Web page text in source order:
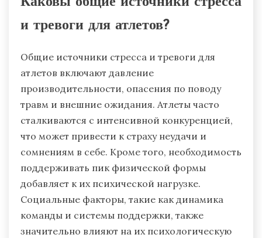
и тревоги для атлетов?
Общие источники стресса и тревоги для
атлетов включают давление
производительности, опасения по поводу
травм и внешние ожидания. Атлеты часто
сталкиваются с интенсивной конкуренцией,
что может привести к страху неудачи и
сомнениям в себе. Кроме того, необходимость
поддерживать пик физической формы
добавляет к их психической нагрузке.
Социальные факторы, такие как динамика
команды и системы поддержки, также
значительно влияют на их психологическую